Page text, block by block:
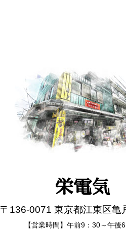
栄電気
〒136-0071 東京都江東区亀
【営業時間】午前9：30～午後